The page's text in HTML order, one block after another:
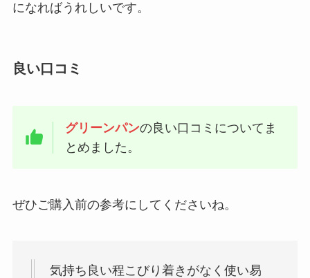
ウォーターワンの電気代は？月々
ベースブレッドのクーポンを1000
になればうれしいです。
良い口コミ
グリーンパンの良い口コミについてま
とめました。
ぜひご購入前の参考にしてくださいね。
気持ち良い程こびり着きがなく使い易